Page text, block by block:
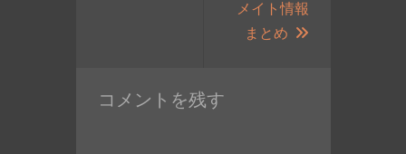
メイト情報
まとめ
次
コメントを残す